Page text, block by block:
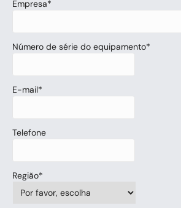
Empresa*
Número de série do equipamento*
E-mail*
Telefone
Região*